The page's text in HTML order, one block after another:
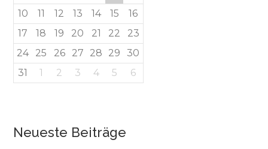
10
11 12 13 14 15
16
17
18 19 20 21 22
23
24
25 26 27 28 29
30
31
1 2 3 4 5 6
Neueste Beiträge